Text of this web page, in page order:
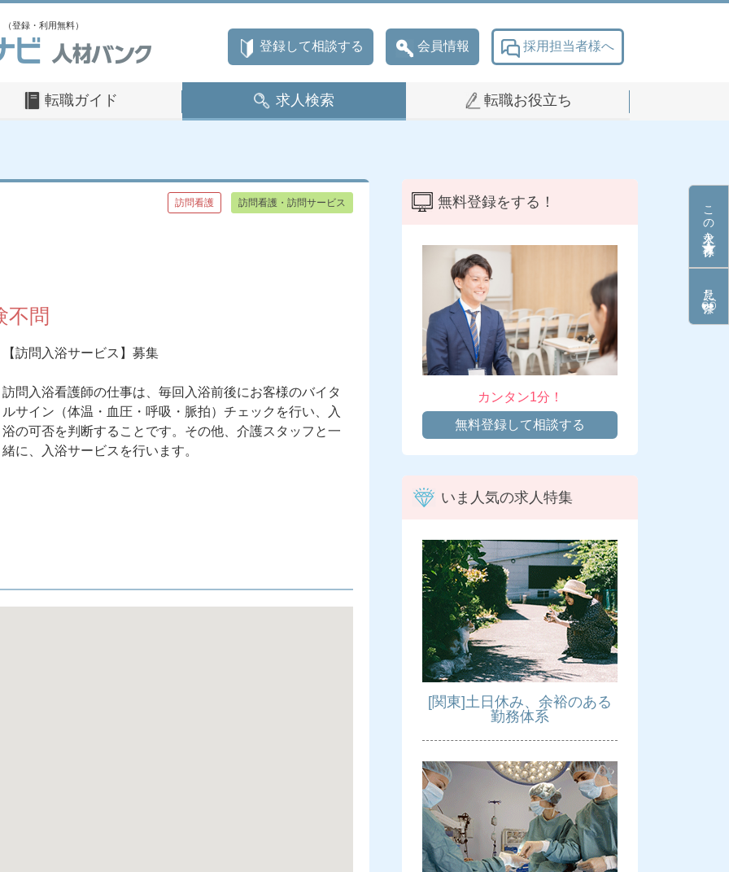
登録・利用無料）
登録して相談する 会員情報 採用担当者様へ
転職ガイド 求人検索 転職お役立ち
この求人を保存
見た条件
訪問看護 訪問看護・訪問サービス
問
【訪問入浴サービス】募集
訪問入浴看護師の仕事は、毎回入浴前後にお客様のバイタ
ルサイン（体温・血圧・呼吸・脈拍）チェックを行い、入
浴の可否を判断することです。その他、介護スタッフと一
緒に、入浴サービスを行います。
無料登録をする！
カンタン1分！
無料登録して相談する
いま人気の求人特集
[関東]土日休み、余裕のある
勤務体系